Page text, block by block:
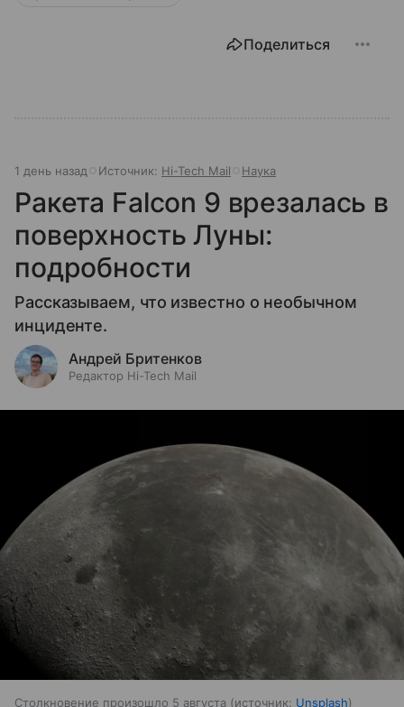
Поделиться
1 день назад Источник: Hi-Tech Mail Наука
Ракета Falcon 9 врезалась в
поверхность Луны:
подробности
Рассказываем, что известно о необычном
инциденте.
Андрей Бритенков
Редактор Hi-Tech Mail
Столкновение произошло 5 августа источник: Unsplash